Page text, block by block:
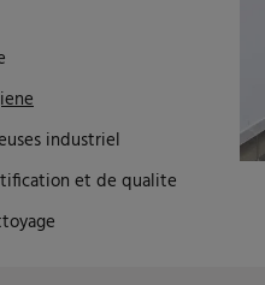
industriel
et de qualite